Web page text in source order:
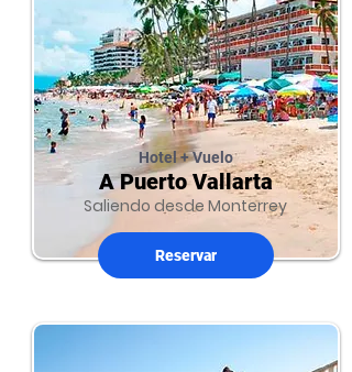
Saliendo desde Monterrey
Hotel + Vuelo
A Puerto Vallarta
Reservar